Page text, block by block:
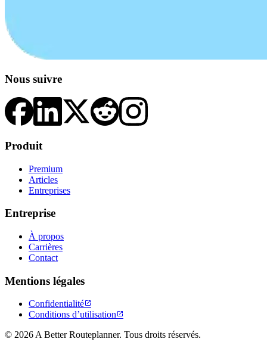
Nous suivre
Produit
Premium
Articles
Entreprises
Entreprise
À propos
Carrières
Contact
Mentions légales
Confidentialité
Conditions d’utilisation
© 2026 A Better Routeplanner. Tous droits réservés.